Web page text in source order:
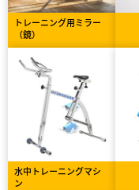
トレーニング用ミラー
（鏡）
水中トレーニングマシ
ン